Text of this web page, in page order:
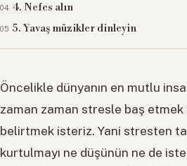
4. Nefes alın
5. Yavaş müzikler dinleyin
Öncelikle dünyanın en mutlu
zaman zaman stresle baş etmek
belirtmek isteriz. Yani stresten
kurtulmayı ne düşünün ne de